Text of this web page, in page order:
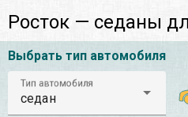
Росток — седаны
Выбрать тип автомобиля
Тип автомобиля
седан